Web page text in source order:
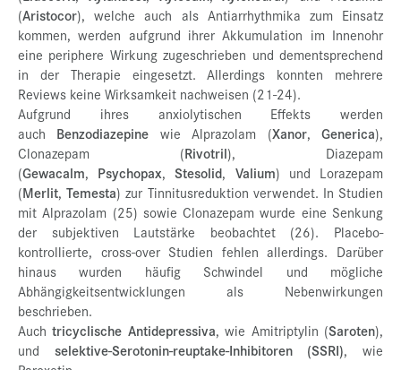
(Aristocor), welche auch als Antiarrhythmika zum Einsatz
kommen, werden aufgrund ihrer Akkumulation im Innenohr
eine periphere Wirkung zugeschrieben und dementsprechend
in der Therapie eingesetzt. Allerdings konnten mehrere
Reviews keine Wirksamkeit nachweisen (21-24).
Aufgrund ihres anxiolytischen Effekts werden
auch Benzodiazepine wie Alprazolam (Xanor,Generica),
Clonazepam (Rivotril), Diazepam
(Gewacalm, Psychopax,Stesolid, Valium) und Lorazepam
(Merlit, Temesta) zur Tinnitusreduktion verwendet. In Studien
mit Alprazolam (25) sowie Clonazepam wurde eine Senkung
der subjektiven Lautstärke beobachtet (26). Placebo-
kontrollierte, cross-over Studien fehlen allerdings. Darüber
hinaus wurden häufig Schwindel und mögliche
Abhängigkeitsentwicklungen als Nebenwirkungen
beschrieben.
Auchtricyclische Antidepressiva, wie Amitriptylin (Saroten),
und selektive-Serotonin-reuptake-Inhibitoren (SSRI), wie